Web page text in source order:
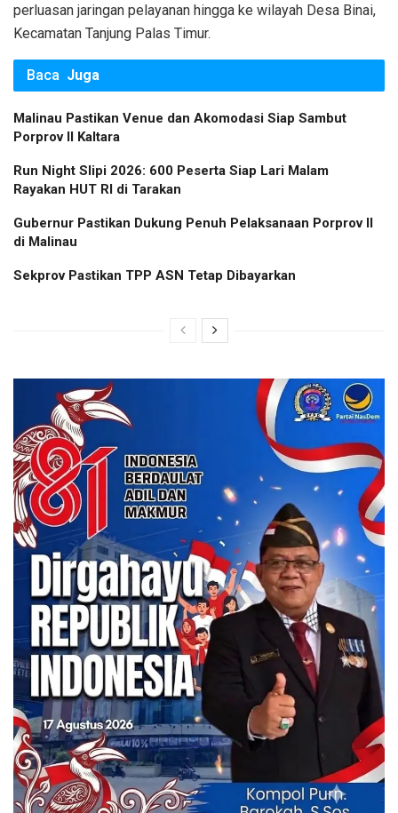
perluasan jaringan pelayanan hingga ke wilayah Desa Binai,
Kecamatan Tanjung Palas Timur.
Baca Juga
Malinau Pastikan Venue dan Akomodasi Siap Sambut
Porprov II Kaltara
Run Night Slipi 2026: 600 Peserta Siap Lari Malam
Rayakan HUT RI di Tarakan
Gubernur Pastikan Dukung Penuh Pelaksanaan Porprov II
di Malinau
Sekprov Pastikan TPP ASN Tetap Dibayarkan